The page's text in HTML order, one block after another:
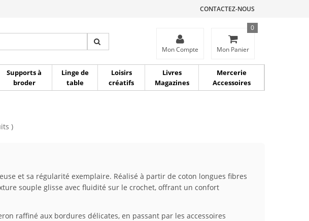
CONTACTEZ-NOUS
Mon Compte Mon Panier
0
Supports à
broder
Linge de
table
Loisirs
créatifs
Livres
Magazines
Mercerie
Accessoires
)
et sa régularité exemplaire. Réalisé à partir de coton longues fibres
souple glisse avec fluidité sur le crochet, offrant un confort
raffiné aux bordures délicates, en passant par les accessoires